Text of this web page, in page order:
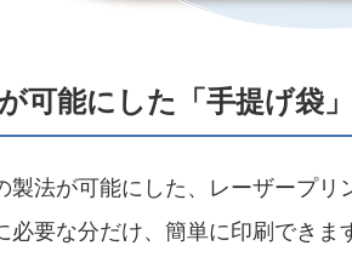
可能にした「手提げ袋
製法が可能にした、レーザープ
必要な分だけ、簡単に印刷できま